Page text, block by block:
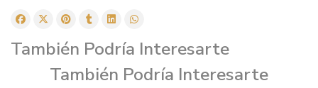
También Podría Interesarte
También Podría Interesarte